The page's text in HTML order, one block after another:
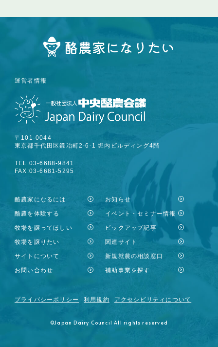
運営者情報
〒101-0044
東京都千代田区鍛冶町2-6-1 堀内ビルディング4階
TEL:03-6688-9841
FAX:03-6681-5295
プライバシーポリシー 利用規約 アクセシビリティについて
酪農家になるには
お知らせ
酪農を体験する
イベント・セミナー情報
牧場を譲ってほしい
ピックアップ記事
牧場を譲りたい
関連サイト
サイトについて
新規就農の相談窓口
お問い合わせ
補助事業を探す
©Japan Dairy Council All rights reserved